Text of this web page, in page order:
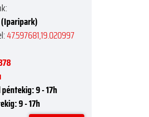
(Iparipark)
47.597681,19.020997
9 - 17h
9 - 17h